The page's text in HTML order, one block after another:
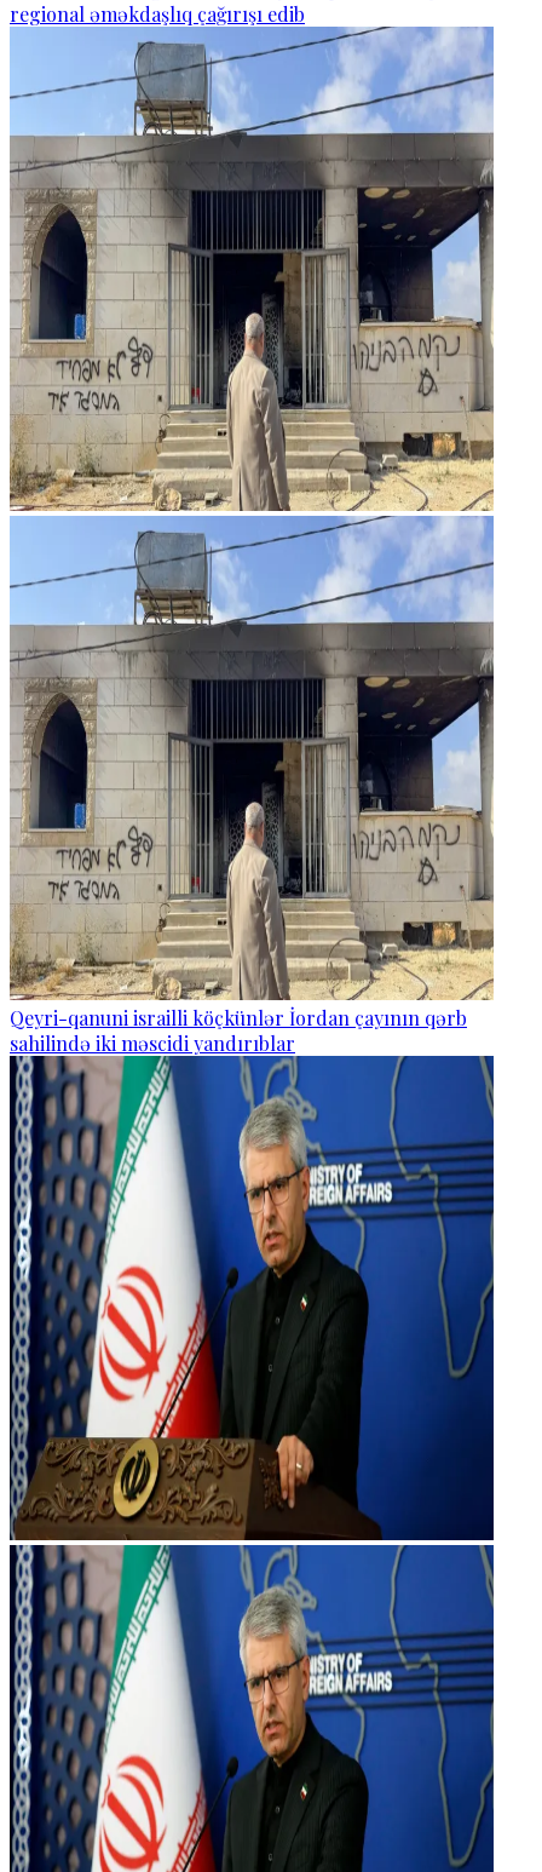
regional əməkdaşlıq çağırışı edib
Qeyri-qanuni israilli köçkünlər İordan çayının qərb
sahilində iki məscidi yandırıblar